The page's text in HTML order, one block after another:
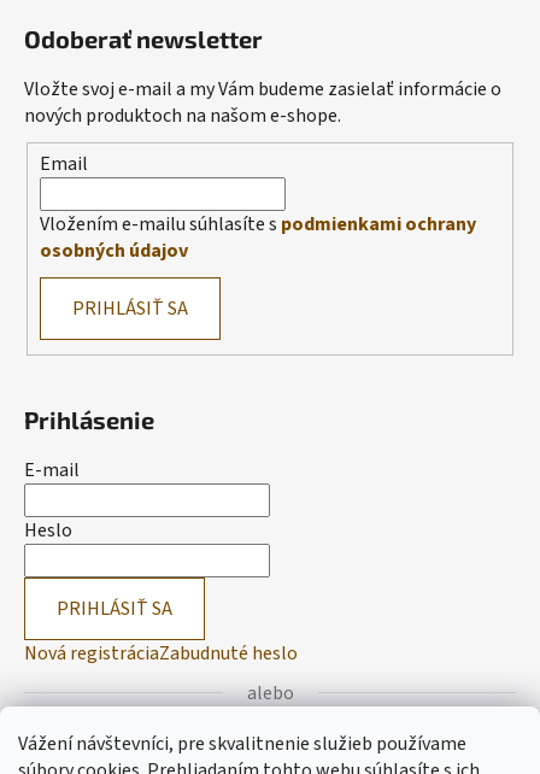
Vážení návštevníci, pre skvalitnenie služieb používame
Odoberať newsletter
Vložte svoj e-mail a my Vám budeme zasielať informácie o
nových produktoch na našom e-shope.
Email
Vložením e-mailu súhlasíte s podmienkami ochrany
osobných údajov
PRIHLÁSIŤ SA
Prihlásenie
E-mail
Heslo
PRIHLÁSIŤ SA
Nová registráciaZabudnuté heslo
alebo
Prihlásiť sa cez Facebook